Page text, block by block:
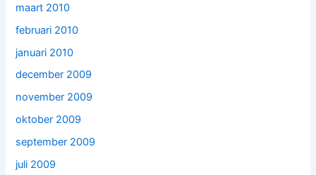
maart 2010
februari 2010
januari 2010
december 2009
november 2009
oktober 2009
september 2009
juli 2009